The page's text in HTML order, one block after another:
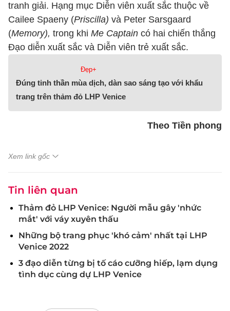
tranh giải. Hạng mục Diễn viên xuất sắc thuộc về
Cailee Spaeny (Priscilla) và Peter Sarsgaard
(Memory), trong khi Me Captain có hai chiến thắng
Đạo diễn xuất sắc và Diễn viên trẻ xuất sắc.
Đẹp+
Đúng tinh thần mùa dịch, dàn sao sáng tạo với khẩu
trang trên thảm đỏ LHP Venice
Theo Tiền phong
Xem link gốc
Tin liên quan
Thảm đỏ LHP Venice: Người mẫu gây 'nhức
mắt' với váy xuyên thấu
Những bộ trang phục 'khó cảm' nhất tại LHP
Venice 2022
3 đạo diễn từng bị tố cáo cưỡng hiếp, lạm dụng
tình dục cùng dự LHP Venice